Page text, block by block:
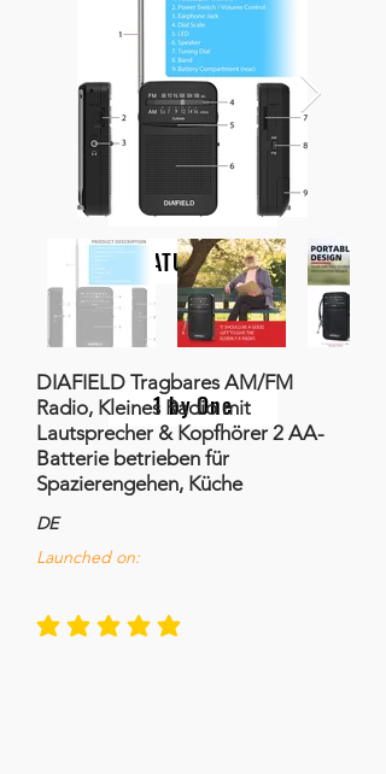
BEAUTURAL
DIAFIELD
KINDIARY
ROCK PIGEON
NATURALIFE
1 by One
DIAFIELD Tragbares AM/FM
Radio, Kleines Radio mit
Lautsprecher & Kopfhörer 2 AA-
Batterie betrieben für
Spazierengehen, Küche
DE
Launched on:
la calificación promedio es 5 de 5